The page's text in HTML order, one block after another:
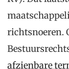
richtsnoeren.
afzienbare